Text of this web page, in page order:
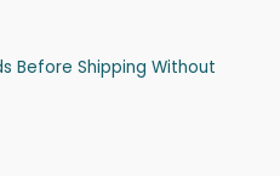
Before Shipping Without